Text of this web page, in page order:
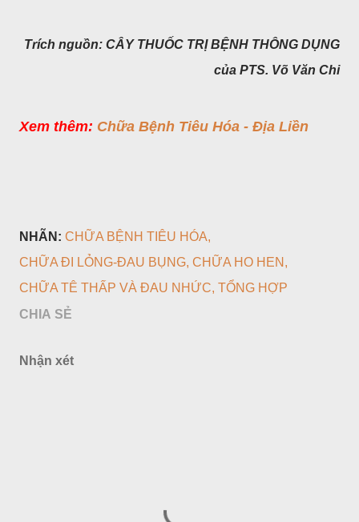
Trích nguồn: CÂY THUỐC TRỊ BỆNH THÔNG DỤNG
của PTS. Võ Văn Chi
Xem thêm: Chữa Bệnh Tiêu Hóa - Địa Liền
NHÃN: CHỮA BỆNH TIÊU HÓA
CHỮA ĐI LỎNG-ĐAU BỤNG CHỮA HO HEN
CHỮA TÊ THẤP VÀ ĐAU NHỨC TỔNG HỢP
CHIA SẺ
Nhận xét